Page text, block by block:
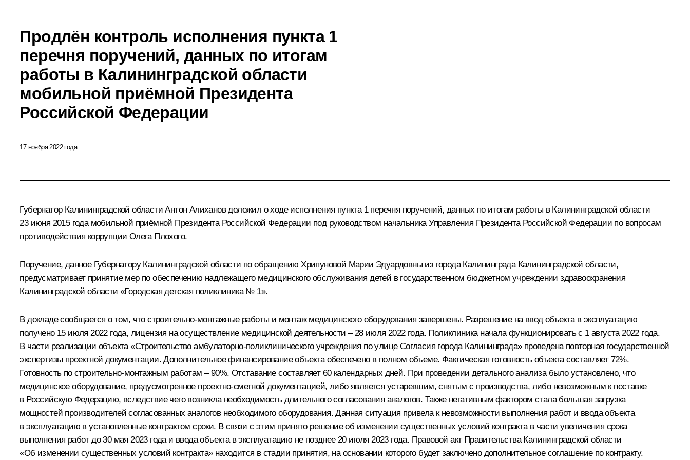
Продлён контроль исполнения пункта 1
перечня поручений, данных по итогам
работы в Калининградской области
мобильной приёмной Президента
Российской Федерации
17 ноября 2022 года
Губернатор Калининградской области Антон Алиханов доложил о ходе исполнения пункта 1 перечня поручений, данных по итогам работы в Калининградской области
23 июня 2015 года мобильной приёмной Президента Российской Федерации под руководством начальника Управления Президента Российской Федерации по вопросам
противодействия коррупции Олега Плохого.
Поручение, данное Губернатору Калининградской области по обращению Хрипуновой Марии Эдуардовны из города Калининграда Калининградской области,
предусматривает принятие мер по обеспечению надлежащего медицинского обслуживания детей в государственном бюджетном учреждении здравоохранения
Калининградской области «Городская детская поликлиника № 1».
В докладе сообщается о том, что строительно-монтажные работы и монтаж медицинского оборудования завершены. Разрешение на ввод объекта в эксплуатацию
получено 15 июля 2022 года, лицензия на осуществление медицинской деятельности – 28 июля 2022 года. Поликлиника начала функционировать с 1 августа 2022 года.
В части реализации объекта «Строительство амбулаторно-поликлинического учреждения по улице Согласия города Калининграда» проведена повторная государственной
экспертизы проектной документации. Дополнительное финансирование объекта обеспечено в полном объеме. Фактическая готовность объекта составляет 72%.
Готовность по строительно-монтажным работам – 90%. Отставание составляет 60 календарных дней. При проведении детального анализа было установлено, что
медицинское оборудование, предусмотренное проектно-сметной документацией, либо является устаревшим, снятым с производства, либо невозможным к поставке
в Российскую Федерацию, вследствие чего возникла необходимость длительного согласования аналогов. Также негативным фактором стала большая загрузка
мощностей производителей согласованных аналогов необходимого оборудования. Данная ситуация привела к невозможности выполнения работ и ввода объекта
в эксплуатацию в установленные контрактом сроки. В связи с этим принято решение об изменении существенных условий контракта в части увеличения срока
выполнения работ до 30 мая 2023 года и ввода объекта в эксплуатацию не позднее 20 июля 2023 года. Правовой акт Правительства Калининградской области
«Об изменении существенных условий контракта» находится в стадии принятия, на основании которого будет заключено дополнительное соглашение по контракту.